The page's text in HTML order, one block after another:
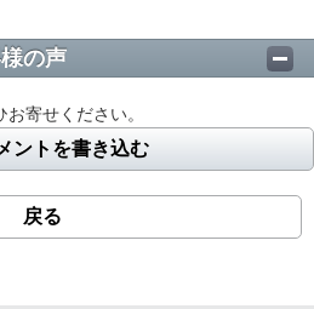
の声
寄せください。
ントを書き込む
戻る